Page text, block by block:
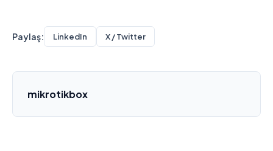
Paylaş: LinkedIn X / Twitter
mikrotikbox